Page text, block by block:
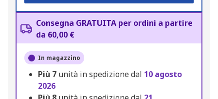
Consegna GRATUITA per ordini a partire
da 60,00 €
In magazzino
Più 7 unità in spedizione dal 10 agosto
2026